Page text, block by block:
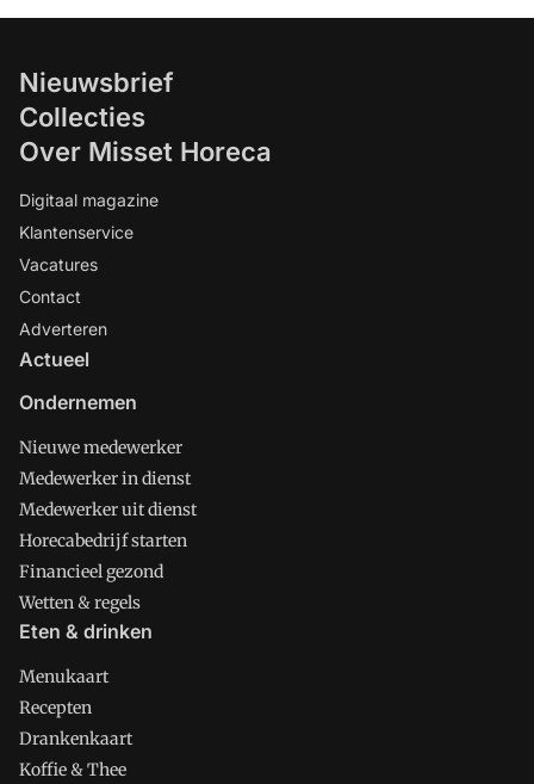
Nieuwsbrief
Collecties
Over Misset Horeca
Digitaal magazine
Klantenservice
Vacatures
Contact
Adverteren
Actueel
Ondernemen
Nieuwe medewerker
Medewerker in dienst
Medewerker uit dienst
Horecabedrijf starten
Financieel gezond
Wetten & regels
Eten & drinken
Menukaart
Recepten
Drankenkaart
Koffie & Thee